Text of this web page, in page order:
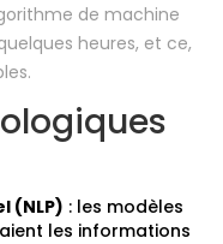
de machine
heures, et ce,
(NLP) : les modèles
les informations